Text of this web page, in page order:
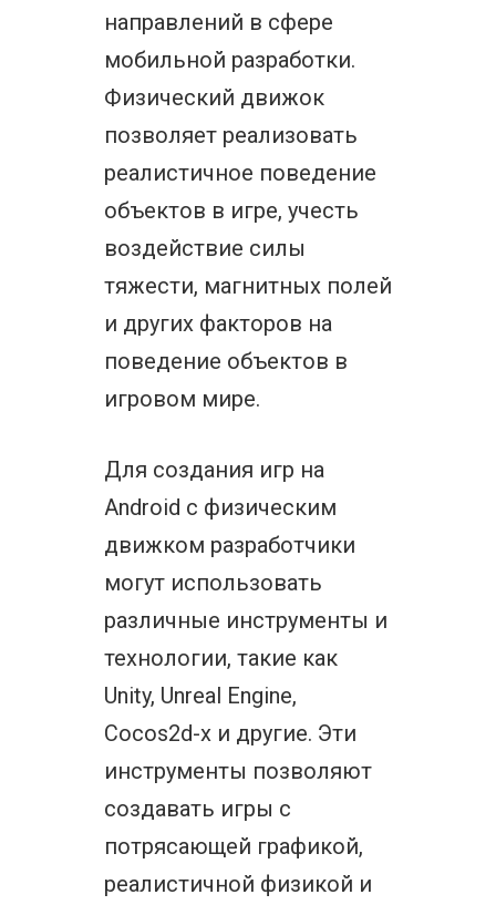
направлений в сфере
мобильной разработки.
Физический движок
позволяет реализовать
реалистичное поведение
объектов в игре, учесть
воздействие силы
тяжести, магнитных полей
и других факторов на
поведение объектов в
игровом мире.
Для создания игр на
Android с физическим
движком разработчики
могут использовать
различные инструменты и
технологии, такие как
Unity, Unreal Engine,
Cocos2d-x и другие. Эти
инструменты позволяют
создавать игры с
потрясающей графикой,
реалистичной физикой и